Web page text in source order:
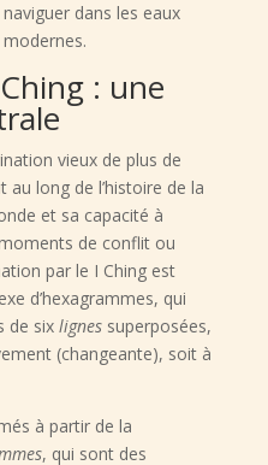
dans les eaux
: une
vieux de plus de
long de l’histoire de la
et sa capacité à
de conflit ou
par le I Ching est
d’hexagrammes, qui
de six lignessuperposées,
(changeante), soit à
à partir de la
, qui sont des